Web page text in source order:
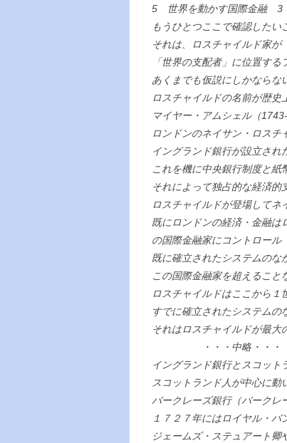
5 世界を動かす国際金融 3
もうひとつここで確認したい
それは、ロスチャイルド家が
「世界の支配者」に位置する
あくまでも仮説にしかならな
ロスチャイルドの名前が歴史
マイヤー・アムシェル（
ロンドンのネイサン・ロスチ
イングランド銀行が設立され
これを機に中央銀行制度と紙
それによって独占的な経済的
ロスチャイルドが登場してネ
既にロンドンの経済・金融は
の国際金融家にコントロール
既に確立されたシステムのな
この国際金融家を超えること
ロスチャイルドはここから１
すでに確立されたシステムの
それはロスチャイルドが最大
・・・中略・・・
イングランド銀行とスコット
スコットランド人が中心に動
バークレーズ銀行（バークレ
１７２７年にはロイヤル・バ
ジェームズ・ステュアート卿